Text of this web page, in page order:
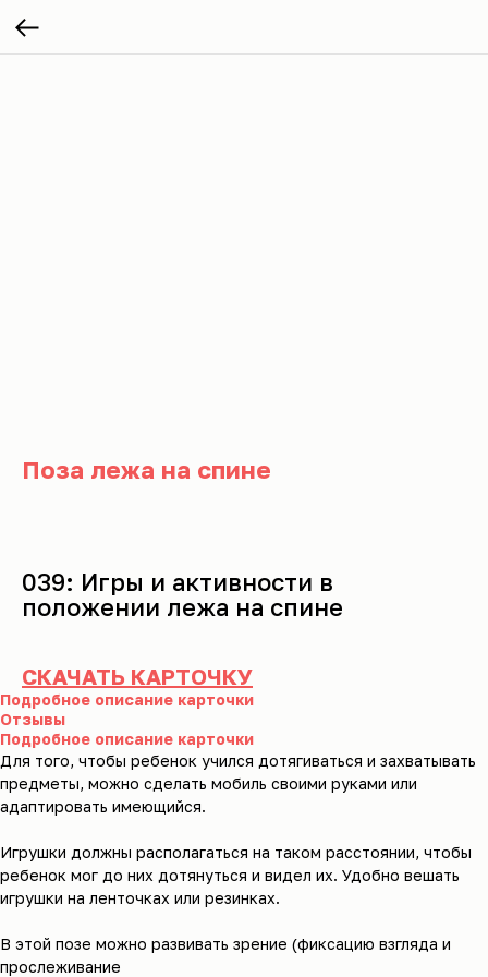
Поза лежа на спине
039: Игры и активности в
положении лежа на спине
СКАЧАТЬ КАРТОЧКУ
Подробное описание карточки
Отзывы
Подробное описание карточки
Для того, чтобы ребенок учился дотягиваться и захватывать
предметы, можно сделать мобиль своими руками или
адаптировать имеющийся.
Игрушки должны располагаться на таком расстоянии, чтобы
ребенок мог до них дотянуться и видел их. Удобно вешать
игрушки на ленточках или резинках.
В этой позе можно развивать зрение (фиксацию взгляда и
прослеживание